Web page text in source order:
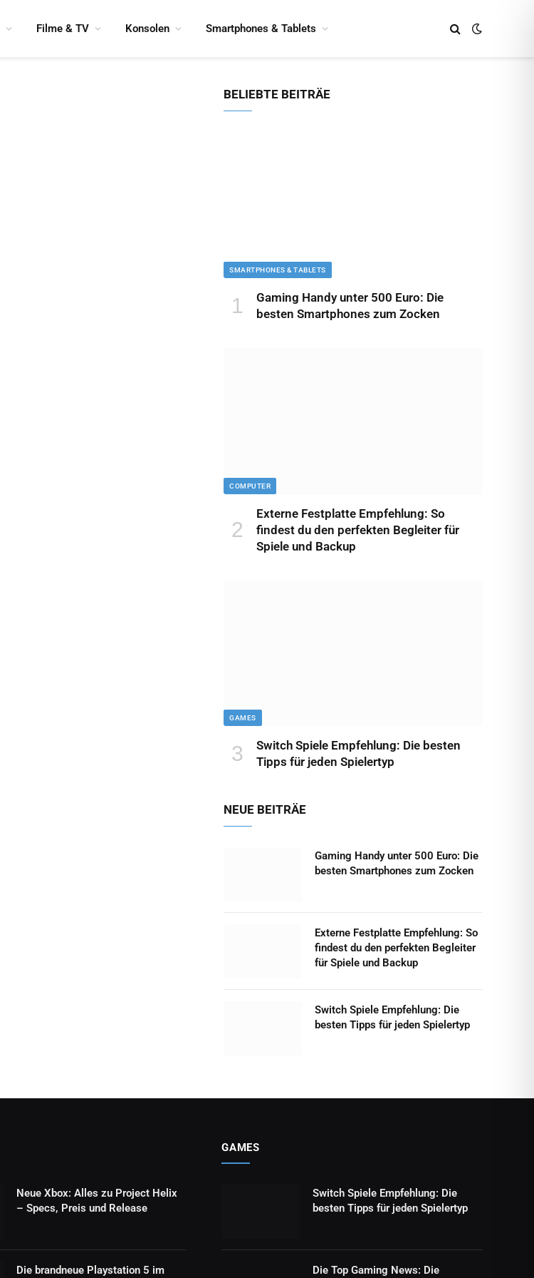
Filme & TV Konsolen Smartphones & Tablets
BELIEBTE BEITRÄE
SMARTPHONES & TABLETS
Gaming Handy unter 500 Euro: Die
besten Smartphones zum Zocken
COMPUTER
Externe Festplatte Empfehlung: So
findest du den perfekten Begleiter für
Spiele und Backup
GAMES
Switch Spiele Empfehlung: Die besten
Tipps für jeden Spielertyp
NEUE BEITRÄE
Gaming Handy unter 500 Euro: Die
besten Smartphones zum Zocken
Externe Festplatte Empfehlung: So
findest du den perfekten Begleiter
für Spiele und Backup
Switch Spiele Empfehlung: Die
besten Tipps für jeden Spielertyp
Neue Xbox: Alles zu Project Helix
– Specs, Preis und Release
Die brandneue Playstation 5 im
GAMES
Switch Spiele Empfehlung: Die
besten Tipps für jeden Spielertyp
Die Top Gaming News: Die